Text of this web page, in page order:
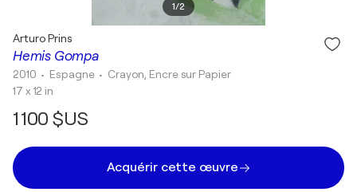
1/2
Hemis Gompa
Arturo Prins
2010 • Espagne • Crayon, Encre sur Papier
17 x 12 in
1 100 $US
Acquérir cette œuvre